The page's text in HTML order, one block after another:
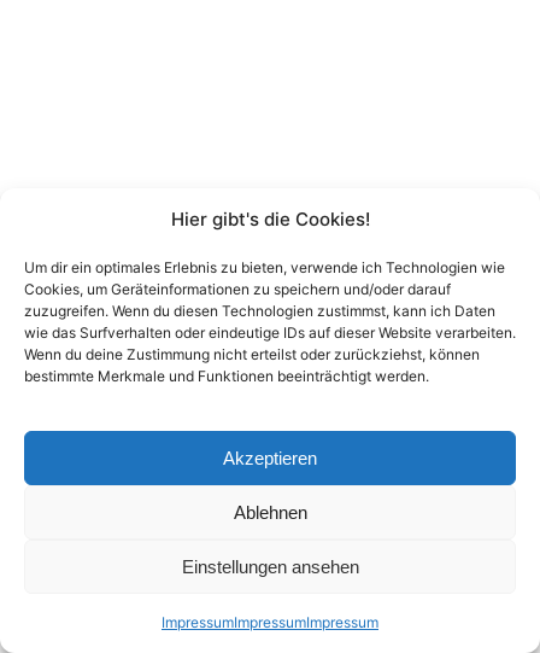
Hier gibt's die Cookies!
Um dir ein optimales Erlebnis zu bieten, verwende ich Technologien wie
Cookies, um Geräteinformationen zu speichern und/oder darauf
zuzugreifen. Wenn du diesen Technologien zustimmst, kann ich Daten
wie das Surfverhalten oder eindeutige IDs auf dieser Website verarbeiten.
Wenn du deine Zustimmung nicht erteilst oder zurückziehst, können
bestimmte Merkmale und Funktionen beeinträchtigt werden.
Akzeptieren
Ablehnen
Einstellungen ansehen
ImpressumImpressumImpressum